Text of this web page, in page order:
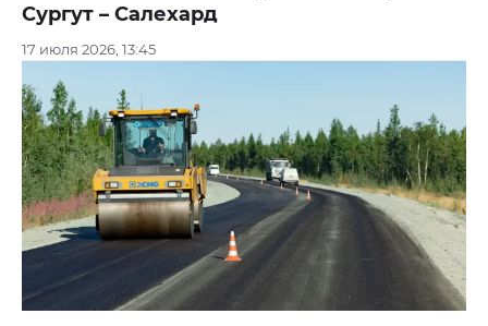
Сургут – Салехард
17 июля 2026, 13:45